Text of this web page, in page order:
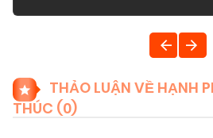
THẢO LUẬN VỀ HẠNH
THÚC (0)